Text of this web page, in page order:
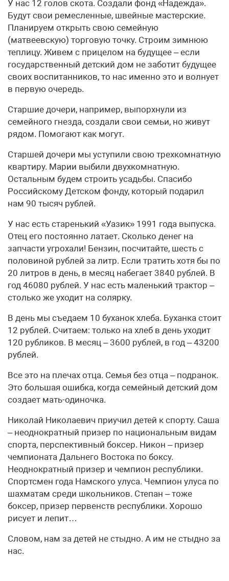
У нас 12 голов скота. Создали фонд «Надежда».
Будут свои ремесленные, швейные мастерские.
Планируем открыть свою семейную
(матвеевскую) торговую точку. Строим зимнюю
теплицу. Живем с прицелом на будущее – если
государственный детский дом не заботит будущее
своих воспитанников, то нас именно это и волнует
в первую очередь.
Старшие дочери, например, выпорхнули из
семейного гнезда, создали свои семьи, но живут
рядом. Помогают как могут.
Старшей дочери мы уступили свою трехкомнатную
квартиру. Марии выбили двухкомнатную.
Остальным будем строить усадьбы. Спасибо
Российскому Детском фонду, который подарил
нам 90 тысяч рублей.
У нас есть старенький «Уазик» 1991 года выпуска.
Отец его постоянно латает. Сколько денег на
запчасти угрохали! Бензин, посчитайте, шесть с
половиной рублей за литр. Если тратить хотя бы по
20 литров в день, в месяц набегает 3840 рублей. В
год 46080 рублей. У нас есть маленький трактор –
столько же уходит на солярку.
В день мы съедаем 10 буханок хлеба. Буханка стоит
12 рублей. Считаем: только на хлеб в день уходит
120 рубликов. В месяц – 3600 рублей, в год – 43200
рублей.
Все это на плечах отца. Семья без отца – подранок.
Это большая ошибка, когда семейный детский дом
создает мать-одиночка.
Николай Николаевич приучил детей к спорту. Саша
– неоднократный призер по национальным видам
спорта, перспективный боксер. Никон – призер
чемпионата Дальнего Востока по боксу.
Неоднократный призер и чемпион республики.
Спортсмен года Намского улуса. Чемпион улуса по
шахматам среди школьников. Степан – тоже
боксер, призер первенств республики. Хорошо
рисует и лепит…
Словом, нам за детей не стыдно. А им не стыдно за
нас.